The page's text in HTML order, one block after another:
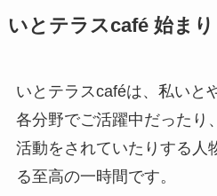
いとテラスcafé 始まり
いとテラスcaféは、私いと
各分野でご活躍中だったり
活動をされていたりする人
る至高の一時間です。